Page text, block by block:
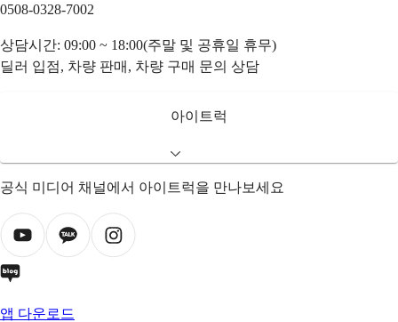
0508-0328-7002
상담시간: 09:00 ~ 18:00(주말 및 공휴일 휴무)
딜러 입점, 차량 판매, 차량 구매 문의 상담
아이트럭
공식 미디어 채널에서 아이트럭을 만나보세요
앱 다운로드